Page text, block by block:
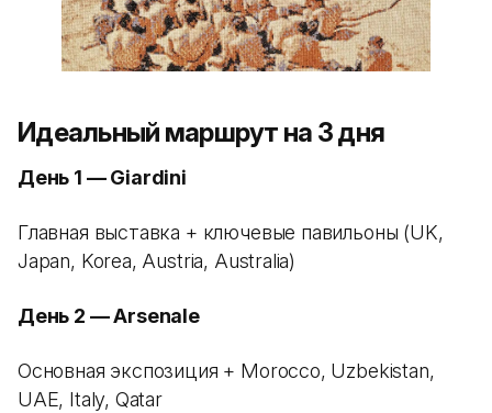
Идеальный маршрут на 3 дня
День 1 — Giardini
Главная выставка + ключевые павильоны (UK,
Japan, Korea, Austria, Australia)
День 2 — Arsenale
Основная экспозиция + Morocco, Uzbekistan,
UAE, Italy, Qatar